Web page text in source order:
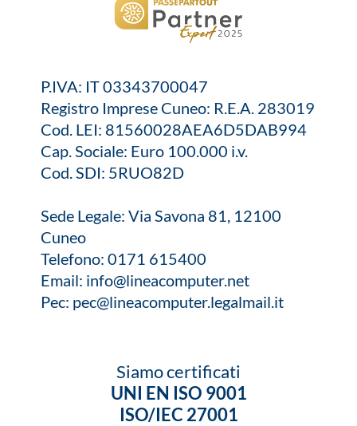
P.IVA: IT 03343700047
Registro Imprese Cuneo: R.E.A. 283019
Cod. LEI: 81560028AEA6D5DAB994
Cap. Sociale: Euro 100.000 i.v.
Cod. SDI: 5RUO82D
Sede Legale: Via Savona 81, 12100
Cuneo
Telefono: 0171 615400
Email: info@lineacomputer.net
Pec: pec@lineacomputer.legalmail.it
Siamo certificati
UNI EN ISO 9001
ISO/IEC 27001